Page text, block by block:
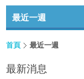
最近一週
首頁 最近一週
最新消息